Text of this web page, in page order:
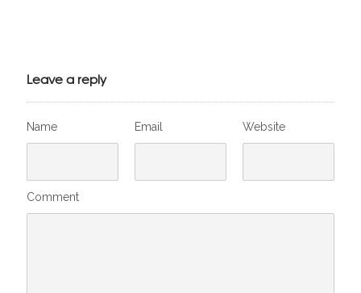
Leave a reply
Name Email Website
Comment